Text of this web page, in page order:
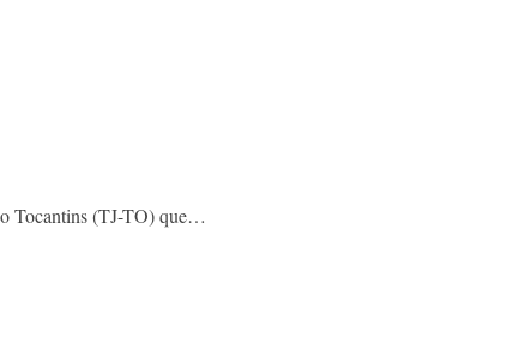
Tocantins (TJ-TO) que…